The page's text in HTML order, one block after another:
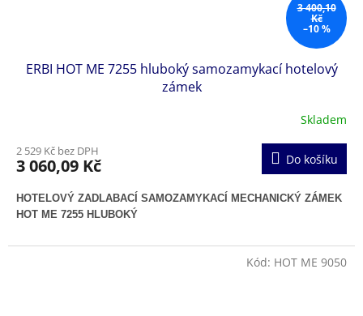
3 400,10
Kč
–10 %
ERBI HOT ME 7255 hluboký samozamykací hotelový
zámek
Skladem
2 529 Kč bez DPH
3 060,09 Kč Do košíku
HOTELOVÝ ZADLABACÍ SAMOZAMYKACÍ MECHANICKÝ ZÁMEK
HOT ME 7255 HLUBOKÝ
Kód: HOT ME 9050